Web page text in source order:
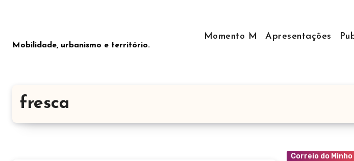
conteúdo
Mobilidade, urbanismo e território.
Momento M Apresentações
fresca
Correio do Minho